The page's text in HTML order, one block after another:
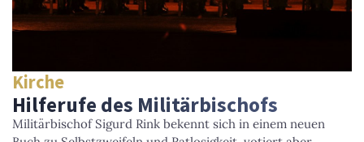
Kirche
Hilferufe des Militärbischofs
Militärbischof Sigurd Rink bekennt sich in einem neuen